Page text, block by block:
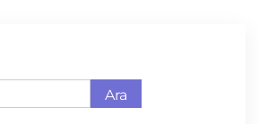
Ara